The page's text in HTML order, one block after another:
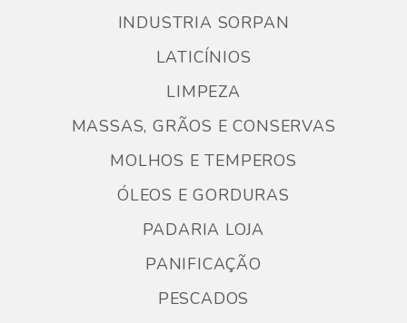
INDUSTRIA SORPAN
LATICÍNIOS
LIMPEZA
MASSAS, GRÃOS E CONSERVAS
MOLHOS E TEMPEROS
ÓLEOS E GORDURAS
PADARIA LOJA
PANIFICAÇÃO
PESCADOS